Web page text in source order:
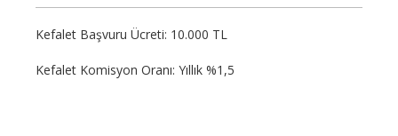
Kefalet Başvuru Ücreti: 10.000 TL
Kefalet Komisyon Oranı: Yıllık %1,5